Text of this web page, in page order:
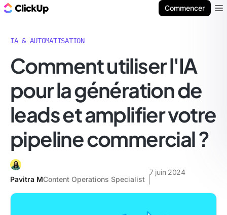
Commencer
IA & AUTOMATISATION
Comment utiliser l'IA
pour la génération de
leads et amplifier votre
pipeline commercial ?
Pavitra MContent Operations Specialist
7 juin 2024